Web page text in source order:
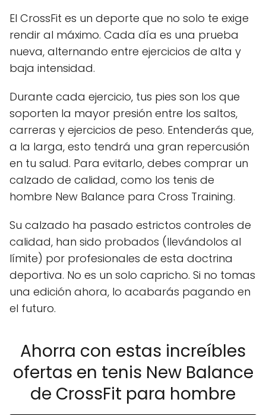
El CrossFit es un deporte que no solo te exige
rendir al máximo. Cada día es una prueba
nueva, alternando entre ejercicios de alta y
baja intensidad.
Durante cada ejercicio, tus pies son los que
soporten la mayor presión entre los saltos,
carreras y ejercicios de peso. Entenderás que,
a la larga, esto tendrá una gran repercusión
en tu salud. Para evitarlo, debes comprar un
calzado de calidad, como los tenis de
hombre New Balance para Cross Training.
Su calzado ha pasado estrictos controles de
calidad, han sido probados (llevándolos al
límite) por profesionales de esta doctrina
deportiva. No es un solo capricho. Si no tomas
una edición ahora, lo acabarás pagando en
el futuro.
Ahorra con estas increíbles
ofertas en tenis New Balance
de CrossFit para hombre